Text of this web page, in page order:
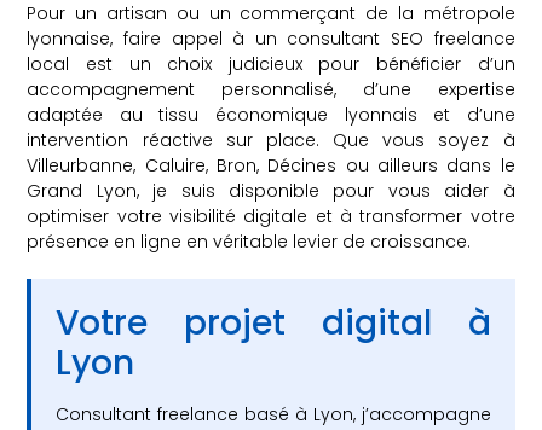
Pour un artisan ou un commerçant de la métropole
lyonnaise, faire appel à un consultant SEO freelance
local est un choix judicieux pour bénéficier d’un
accompagnement personnalisé, d’une expertise
adaptée au tissu économique lyonnais et d’une
intervention réactive sur place. Que vous soyez à
Villeurbanne, Caluire, Bron, Décines ou ailleurs dans le
Grand Lyon, je suis disponible pour vous aider à
optimiser votre visibilité digitale et à transformer votre
présence en ligne en véritable levier de croissance.
Votre projet digital à
Lyon
Consultant freelance basé à Lyon, j’accompagne